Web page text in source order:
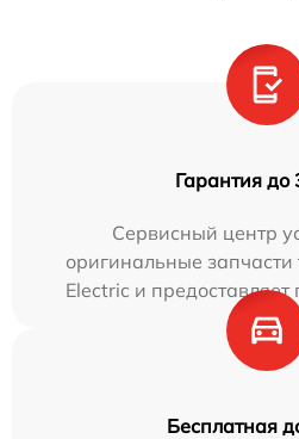
Гарантия до
Сервисный центр
оригинальные
Electric и предоставляет
Бесплатная